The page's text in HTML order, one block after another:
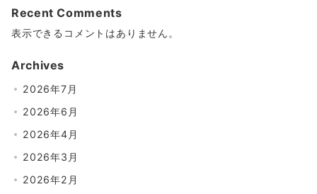
Recent Comments
表示できるコメントはありません。
Archives
2026年7月
2026年6月
2026年4月
2026年3月
2026年2月